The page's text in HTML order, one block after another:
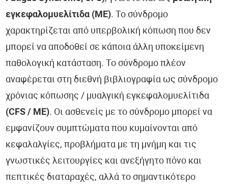
Οδοντιατρική
Ογκολογία
Οφθαλμολογία
Πνευμονολογία
Ωτορινολαρυγγολογία (ΩΡΛ)
Συμπληρώματα Διατροφής
εγκεφαλομυελίτιδα (ΜΕ). Το σύνδρομο
χαρακτηρίζεται από υπερβολική κόπωση που δεν
μπορεί να αποδοθεί σε κάποια άλλη υποκείμενη
παθολογική κατάσταση. Το σύνδρομο πλέον
αναφέρεται στη διεθνή βιβλιογραφία ως σύνδρομο
χρόνιας κόπωσης / μυαλγική εγκεφαλομυελίτιδα
(CFS / ΜΕ). Οι ασθενείς με το σύνδρομο μπορεί να
εμφανίζουν συμπτώματα που κυμαίνονται από
κεφαλαλγίες, προβλήματα με τη μνήμη και τις
γνωστικές λειτουργίες και ανεξήγητο πόνο και
πεπτικές διαταραχές, αλλά το σημαντικότερο